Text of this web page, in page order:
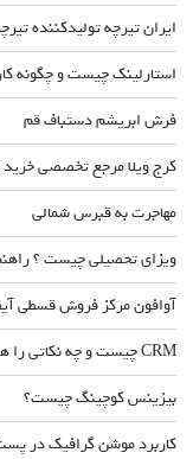
ایران تیرچه تولیدکننده
استارلینک چیست و چگونه
فرش ابریشم دستباف قم
کرج ویلا مرجع تخصصی خرید
مهاجرت به قبرس شمالی
ویزای تحصیلی چیست ؟
آوافون مرکز فروش قسطی
CRM چیست و چه نکاتی را هنگام خرید CRM باید رعایت کرد؟
بیزینس کوچینگ چیست؟
کاربرد موشن گرافیک در